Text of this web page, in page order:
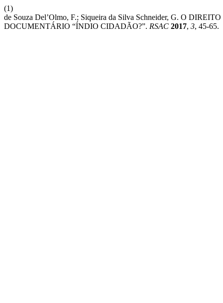
(1)
de Souza Del’Olmo, F.; Siqueira da Silva Schneider, G. O
DOCUMENTÁRIO “ÍNDIO CIDADÃO?”. RSAC 2017, 3, 45-65.